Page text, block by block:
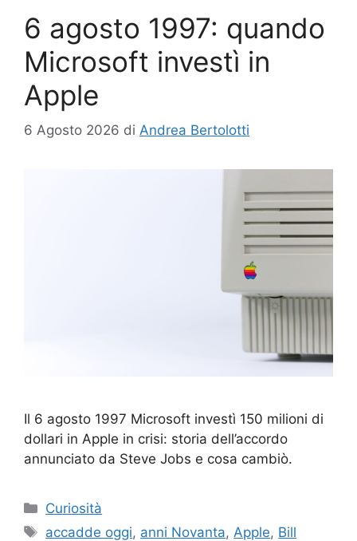
6 agosto 1997: quando
Microsoft investì in
Apple
6 Agosto 2026 di Andrea Bertolotti
Il 6 agosto 1997 Microsoft investì 150 milioni di
dollari in Apple in crisi: storia dell’accordo
annunciato da Steve Jobs e cosa cambiò.
Categorie
Curiosità
Tag
accadde oggi, anni Novanta, Apple, Bill